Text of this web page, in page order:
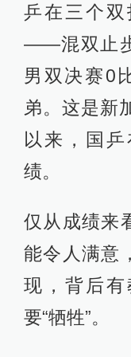
乒在三个
——混双止步
男双决赛0
弟。这是新
以来，国
绩。
仅从成绩来
能令人满意
现，背后
要“牺牲”。